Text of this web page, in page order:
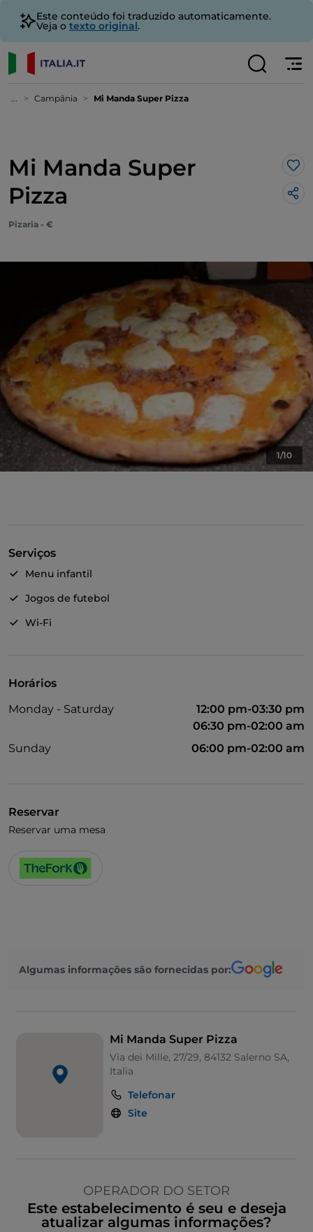
Este conteúdo foi traduzido automaticamente.
Veja o texto original.
... Campânia Mi Manda Super Pizza
Mi Manda Super
Pizza
Pizaria - €
1/10
Serviços
Menu infantil
Jogos de futebol
Wi-Fi
Horários
Monday - Saturday
12:00 pm-03:30 pm
06:30 pm-02:00 am
Sunday
06:00 pm-02:00 am
Reservar
Reservar uma mesa
Algumas informações são fornecidas por:
Mi Manda Super Pizza
Via dei Mille, 27/29, 84132 Salerno SA,
Italia
Telefonar
Site
OPERADOR DO SETOR
Este estabelecimento é seu e deseja
atualizar algumas informações?